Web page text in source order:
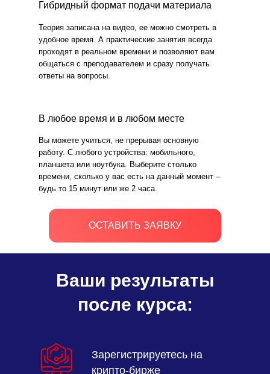
Теория записана на видео, ее можно смотреть в
удобное время. А практические занятия всегда
проходят в реальном времени и позволяют вам
общаться с преподавателем и сразу получать
ответы на вопросы.
Вы можете учиться, не прерывая основную
работу. С любого устройства: мобильного,
планшета или ноутбука. Выберите столько
времени, сколько у вас есть на данный момент –
будь то 15 минут или же 2 часа.
Гибридный формат подачи материала
В любое время и в любом месте
ОСТАВИТЬ ЗАЯВКУ
Зарегистрируетесь на
крипто-бирже
Ваши результаты
после курса: